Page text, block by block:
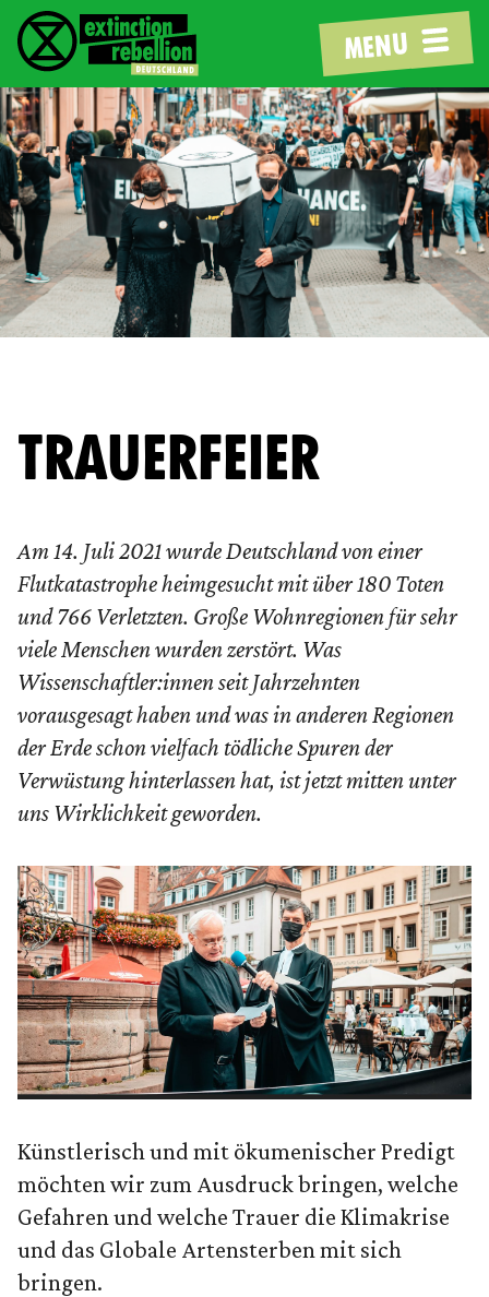
MENU
TRAUERFEIER
Am 14. Juli 2021 wurde Deutschland von einer
Flutkatastrophe heimgesucht mit über 180 Toten
und 766 Verletzten. Große Wohnregionen für sehr
viele Menschen wurden zerstört. Was
Wissenschaftler:innen seit Jahrzehnten
vorausgesagt haben und was in anderen Regionen
der Erde schon vielfach tödliche Spuren der
Verwüstung hinterlassen hat, ist jetzt mitten unter
uns Wirklichkeit geworden.
Künstlerisch und mit ökumenischer Predigt
möchten wir zum Ausdruck bringen, welche
Gefahren und welche Trauer die Klimakrise
und das Globale Artensterben mit sich
bringen.